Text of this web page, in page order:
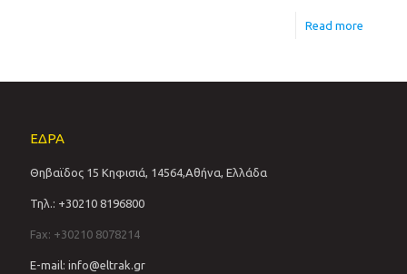
Read more
ΕΔΡΑ
Θηβαϊδος 15 Κηφισιά, 14564,Αθήνα, Ελλάδα
Τηλ.: +30210 8196800
Fax: +30210 8078214
E-mail: info@eltrak.gr